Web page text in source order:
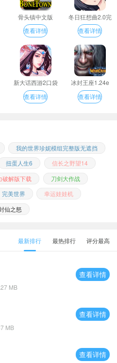
骨头镇中文版
查看详情
冬日狂想曲2.0完
整汉化版
查看详情
新大话西游2口袋
版
查看详情
冰封王座1.24e
查看详情
我的世界珍妮模组完整版无遮挡
扭蛋人生6
信长之野望14
破解版下载
刀剑大作战
完美世界
幸运娃娃机
仙之怒
最新排行 最热排行 评分最高
MB
查看详情
MB
查看详情
查看详情